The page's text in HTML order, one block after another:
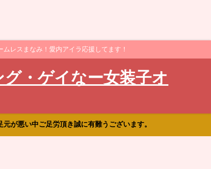
レスまなみ！愛内アイラ応援してます！
・ゲイなー女装子オ
が悪い中ご足労頂き誠に有難うございます。